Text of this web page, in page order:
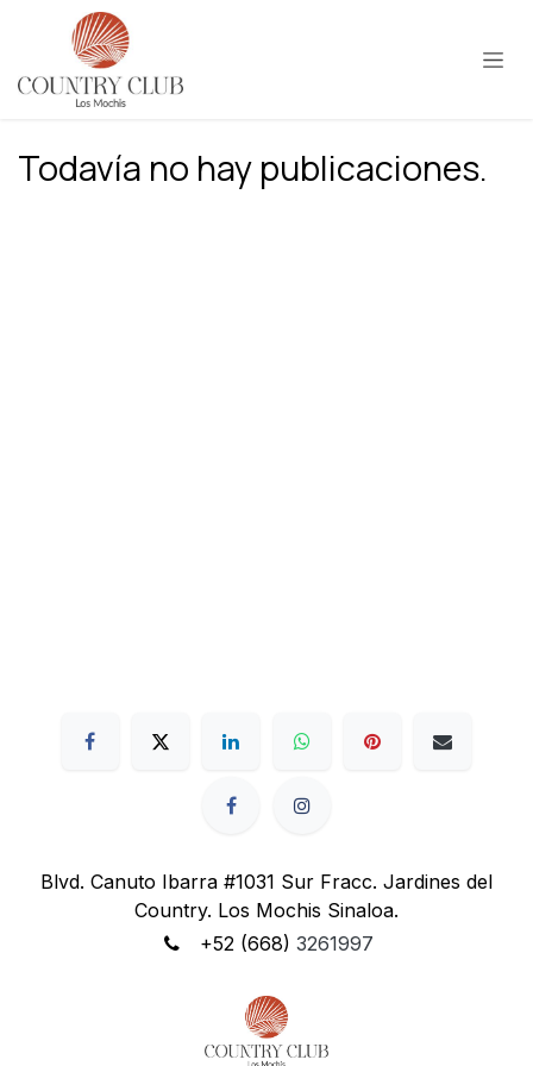
Ir al contenido
Todavía no hay publicaciones.
Blvd. Canuto Ibarra #1031 Sur Fracc. Jardines del
Country. Los Mochis Sinaloa.
+52 (668) 3261997